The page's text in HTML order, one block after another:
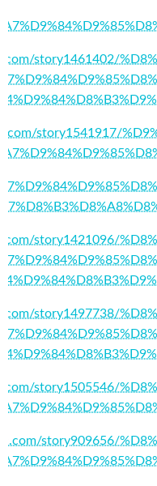
story1461402/
story1541917/
story1421096/
story1497738/
story1505546/
story909656/